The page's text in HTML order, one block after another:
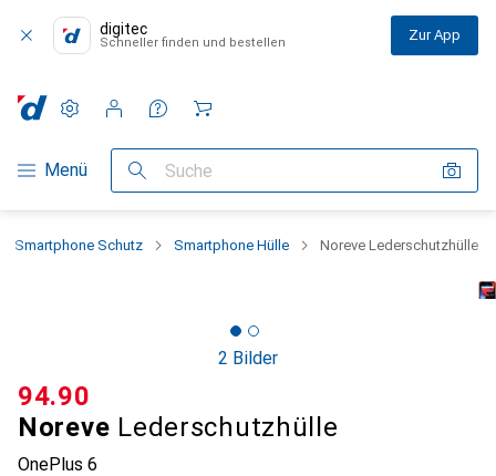
digitec
Schneller finden und bestellen Zur App
Navigation nach Kategorien
Menü Suche
Einstellungen
Kundenkonto
Vergleichslisten
Merklisten
Warenkorb
Smartphone Schutz Smartphone Hülle Noreve Lederschutzhülle
2 Bilder
Noreve Lederschutzhülle
OnePlus 6
CHF
94.90